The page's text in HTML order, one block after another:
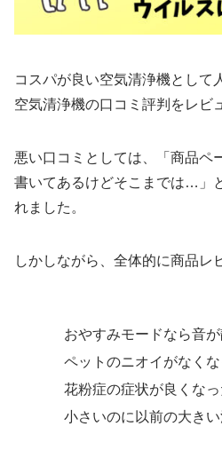
コスパが良い空気清浄機として
空気清浄機の口コミ評判をレビ
悪い口コミとしては、「商品ペ
書いてあるけどそこまでは…」
れました。
しかしながら、全体的に商品レ
おやすみモードなら音
ペットのニオイがなくな
花粉症の症状が良くな
小さいのに以前の大き